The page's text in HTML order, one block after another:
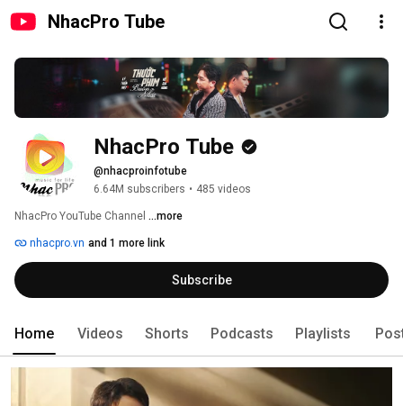
NhacPro Tube
NhacPro Tube
@nhacproinfotube
6.64M subscribers • 485 videos
NhacPro YouTube Channel ...more
nhacpro.vn and 1 more link
Subscribe
Home Videos Shorts Podcasts Playlists